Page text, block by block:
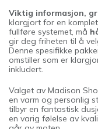
Viktig informasjon,
klargjort for en
fullføre systemet, må
gir deg friheten til å
Denne spesifikke
omstiller som er
inkludert.
Valget av Madison
en varm og personlig
tilbyr en fantastisk
en varig følelse av